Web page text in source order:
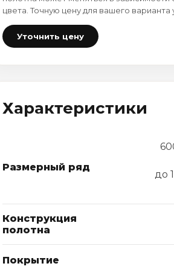
цвета. Точную цену для вашего
Уточнить цену
Характеристики
Размерный ряд
до
Конструкция
полотна
Покрытие